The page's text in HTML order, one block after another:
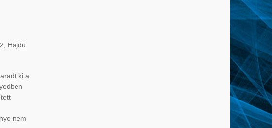
Hajdú
ki a
nem